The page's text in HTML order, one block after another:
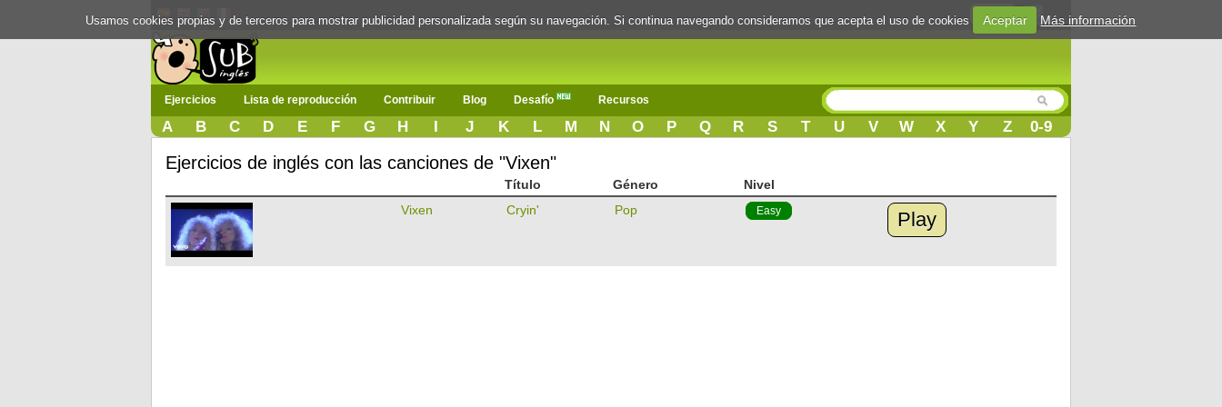
Login
Ejercicios Lista de reproducción Contribuir Blog Desafío Recursos
A B C D E F G H I J K L M N O P Q R S T U V W X Y Z 0-9
Ejercicios de inglés con las canciones de "Vixen"
Título Género
Nivel
Vixen
Cryin' Pop Easy Play
Usamos cookies propias y de terceros para mostrar publicidad personalizada según su navegación. Si continua navegando consideramos que acepta el uso de cookies Aceptar Más información